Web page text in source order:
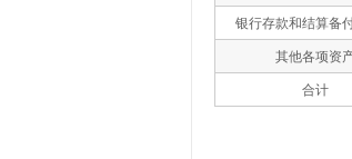
银行存款和结算备
其他各项资
合计